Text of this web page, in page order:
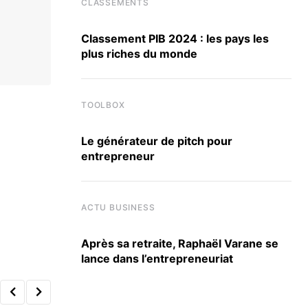
CLASSEMENTS
Classement PIB 2024 : les pays les
plus riches du monde
TOOLBOX
Le générateur de pitch pour
entrepreneur
ACTU BUSINESS
Après sa retraite, Raphaël Varane se
lance dans l’entrepreneuriat